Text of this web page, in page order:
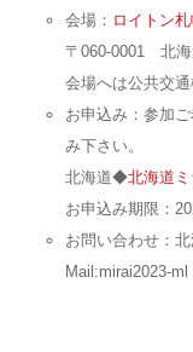
会場： ロイトン
〒060-0001 北海
会場へは公共交通
お申込み：参加
み下さい。
北海道◆北海道
お申込み期限：
お問い合わせ：
Mail:mirai2023-